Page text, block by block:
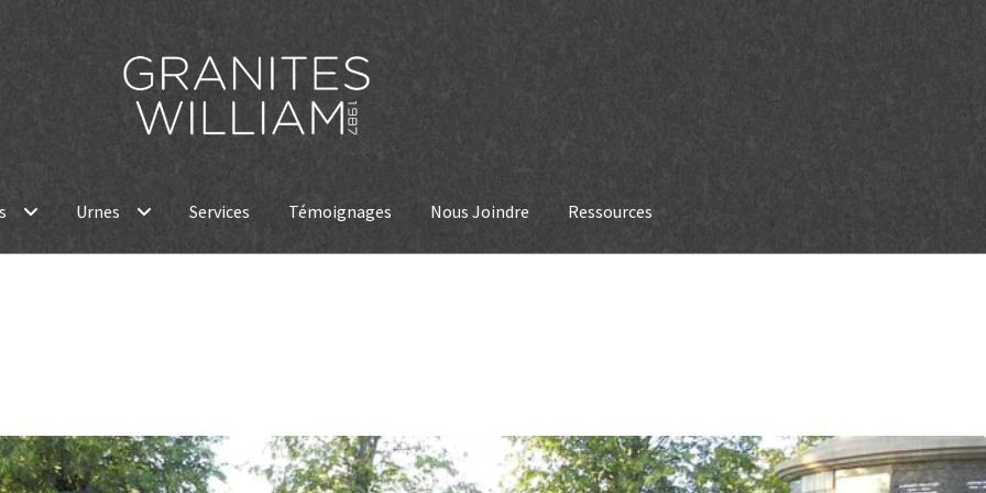
Urnes Services Témoignages Nous Joindre Ressources